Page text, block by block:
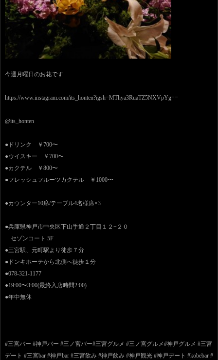
今週月曜日のお花です
https://www.instagram.com/its_honten?igsh=MThya3RuaTZ5NXVpYg==
@its_honten
●ドリンク ￥700〜
●ウイスキー ￥700〜
●カクテル ￥800〜
●フレッシュフルーツカクテル ￥1000〜
●カウンター10席/テーブル4名様席×3
●兵庫県神戸市中央区下山手通２丁目１２−２０
セゾンコート 5F
●三宮駅、元町駅より徒歩７分
●ドンキホーテから北側へ徒歩１分
●078-321-1177
●19:00〜3:00(最終入店時間2:00)
●年中無休
#三宮バー #神戸バー #三ノ宮バー#三宮グルメ #三ノ宮グルメ#神戸グルメ #三宮
デート #三宮bar #神戸bar #三宮飲み #神戸飲み #神戸観光 #神戸デート #kobebar #